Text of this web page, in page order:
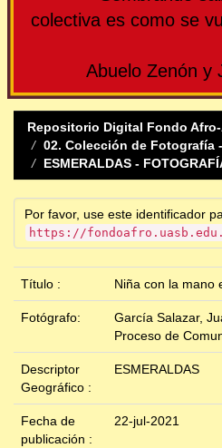
colectiva es como se
Abuelo Zenón y
Repositorio Digital Fondo
02. Colección de Fotografía
ESMERALDAS -
Por favor, use este identificador
https://
Título : Niña con la mano
Fotógrafo:
García Salazar,
Proceso de
Descriptor
Geográfico :
ESMERALDAS
Fecha de
publicación :
22-jul-2021